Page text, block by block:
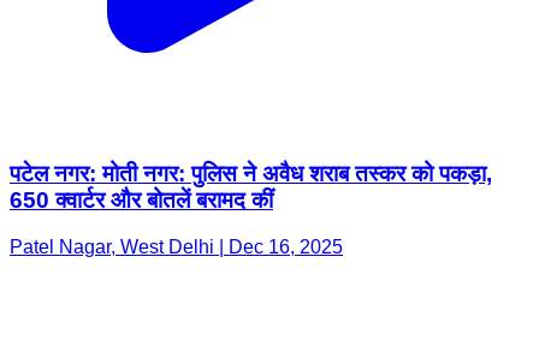
पटेल नगर: मोती नगर: पुलिस ने अवैध शराब तस्कर को पकड़ा,
650 क्वार्टर और बोतलें बरामद कीं